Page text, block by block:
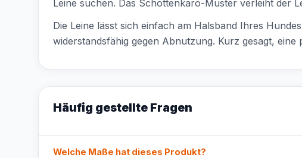
Leine suchen. Das Schottenkaro-Muster verleiht der
Die Leine lässt sich einfach am Halsband Ihres
widerstandsfähig gegen Abnutzung. Kurz gesagt,
Häufig gestellte Fragen
Welche Maße hat dieses Produkt?